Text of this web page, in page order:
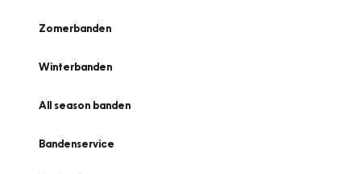
Zomerbanden
Winterbanden
All season banden
Bandenservice